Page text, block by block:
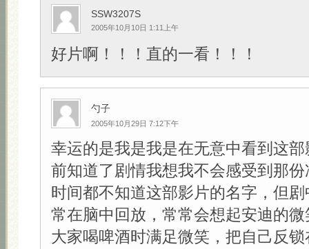
SSW3207S
2005年10月10日 1:11上午
好片啊！！！直的一看！！！
勺子
2005年10月29日 7:12下午
幸运的是我是我是在无意中看到这
前知道了剧情我想我不会感受到那
时间都不知道这部影片的名字，但
常在脑中回放，常常会想起安迪的
大家喝啤酒时满足微笑，把自己反